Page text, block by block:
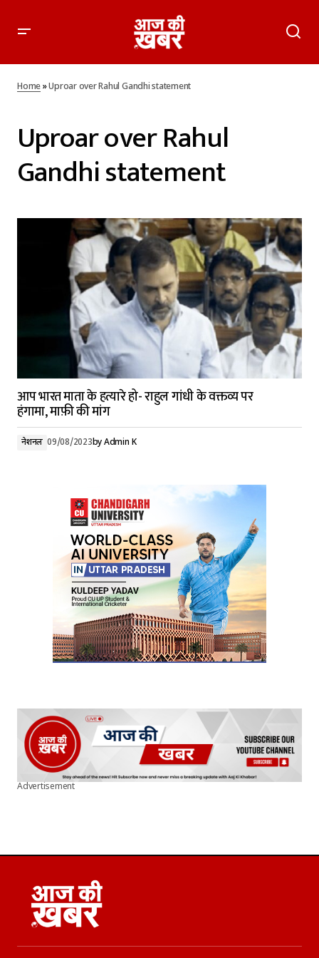
Home»Uproar over Rahul Gandhi statement
Uproar over Rahul
Gandhi statement
आप भारत माता के हत्यारे हो- राहुल गांधी के वक्तव्य पर
हंगामा, माफ़ी की मांग
नेशनल 09/08/2023byAdmin K
Advertisement